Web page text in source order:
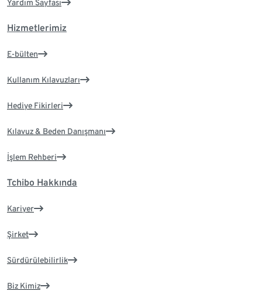
Yardım Sayfası
Hizmetlerimiz
E-bülten
Kullanım Kılavuzları
Hediye Fikirleri
Kılavuz & Beden Danışmanı
İşlem Rehberi
Tchibo Hakkında
Kariyer
Şirket
Sürdürülebilirlik
Biz Kimiz